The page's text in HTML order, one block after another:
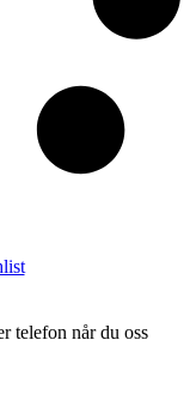
telefon når du oss